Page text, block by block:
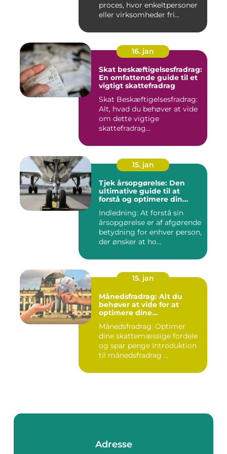
proces, hvor enkeltpersoner
eller virksomheder fri...
16. jan
Skat beskæftigelsesfradrag:
En omfattende guide til et
vigtigt skattefradrag
Skat Beskæftigelsesfradrag:
Alt, hvad du behøver at vide
om dette vigtige
skattefradrag
15. jan
Tjek årsopgørelse: Den
ultimative guide til at
forstå og optimere din
Indledning: At forstå sin
årsopgørelse er af afgørende
betydning for enhver person,
der ønsker at ho...
15. jan
Månedsfradrag: Alt du
behøver at vide for at
optimere dine
Månedsfradrag: Optimer
dine skattemæssige fordele
og spar penge Introduktion
til månedsfradrag ...
Adresse